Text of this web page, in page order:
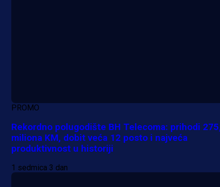
PROMO
Rekordno polugodište BH Telecoma: prihodi
miliona KM, dobit veća 12 posto i najveća
produktivnost u historiji
1 sedmica 3 dan